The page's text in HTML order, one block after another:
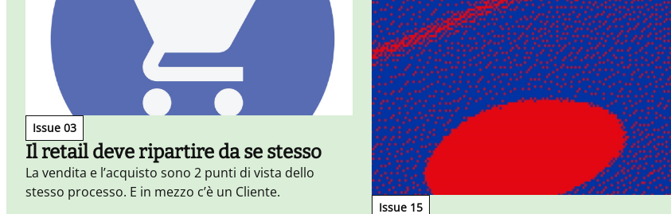
Issue 03
Il retail deve ripartire da se stesso
La vendita e l’acquisto sono 2 punti di vista dello
stesso processo. E in mezzo c’è un Cliente.
Issue 15